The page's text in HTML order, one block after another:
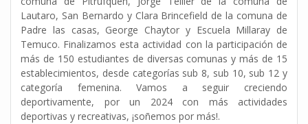
Lautaro, San Bernardo y Clara Brincefield de la comuna de
Padre las casas, George Chaytor y Escuela Millaray de
Temuco. Finalizamos esta actividad con la participación de
más de 150 estudiantes de diversas comunas y más de 15
establecimientos, desde categorías sub 8, sub 10, sub 12 y
categoría femenina. Vamos a seguir creciendo
deportivamente, por un 2024 con más actividades
deportivas y recreativas, ¡soñemos por más!.